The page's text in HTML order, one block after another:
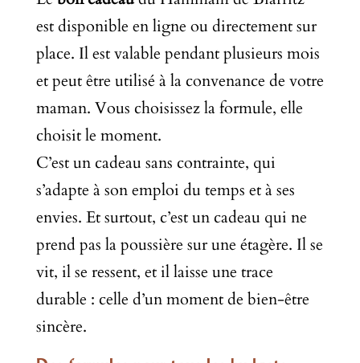
est disponible en ligne ou directement sur
place. Il est valable pendant plusieurs mois
et peut être utilisé à la convenance de votre
maman. Vous choisissez la formule, elle
choisit le moment.
C’est un cadeau sans contrainte, qui
s’adapte à son emploi du temps et à ses
envies. Et surtout, c’est un cadeau qui ne
prend pas la poussière sur une étagère. Il se
vit, il se ressent, et il laisse une trace
durable : celle d’un moment de bien-être
sincère.